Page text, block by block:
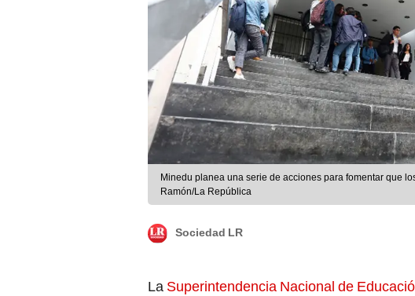
Minedu planea una serie de acciones para fomentar que
Ramón/La República
Sociedad LR
La Superintendencia Nacional de